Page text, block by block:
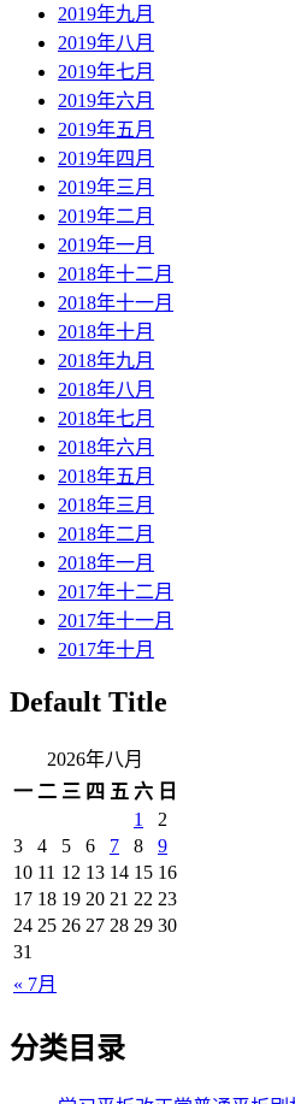
2019年九月
2019年八月
2019年七月
2019年六月
2019年五月
2019年四月
2019年三月
2019年二月
2019年一月
2018年十二月
2018年十一月
2018年十月
2018年九月
2018年八月
2018年七月
2018年六月
2018年五月
2018年三月
2018年二月
2018年一月
2017年十二月
2017年十一月
2017年十月
Default Title
2026年八月
一 二 三 四 五 六 日
« 7月
1
2
3
4 5 6 7 8
9
10 11 12 13 14 15 16
17 18 19 20 21 22 23
24 25 26 27 28 29 30
31
分类目录